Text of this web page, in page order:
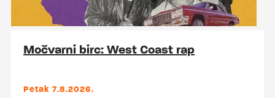
Močvarni birc: West Coast rap
Petak 7.8.2026.